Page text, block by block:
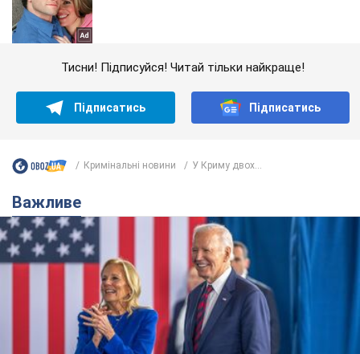
Тисни! Підписуйся! Читай тільки найкраще!
Підписатись Підписатись
Кримінальні новини У Криму двох...
Важливе